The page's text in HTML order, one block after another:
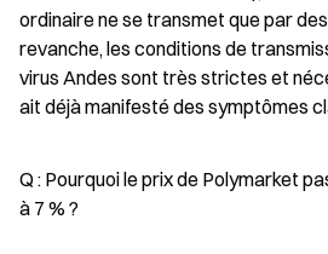
ordinaire ne se transmet que par
revanche, les conditions de
virus Andes sont très strictes et
ait déjà manifesté des symptômes
Q : Pourquoi le prix de Polymarket
à 7 % ?